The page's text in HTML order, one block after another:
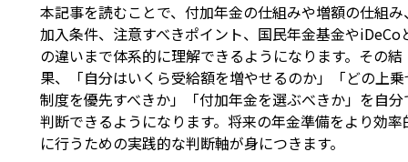
本記事を読むことで、付加年金の仕組みや増額の仕組み
加入条件、注意すべきポイント、国民年金基金やiDeCo
の違いまで体系的に理解できるようになります。その結
果、「自分はいくら受給額を増やせるのか」「どの上
制度を優先すべきか」「付加年金を選ぶべきか」を自分
判断できるようになります。将来の年金準備をより効率
に行うための実践的な判断軸が身につきます。